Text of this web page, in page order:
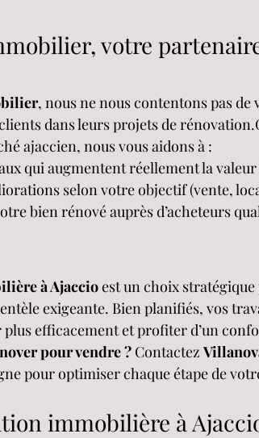
votre
, nous ne nous contentons pas de
dans leurs projets de
ajaccien, nous vous aidons à :
qui augmentent réellement la
selon votre objectif (vente,
bien rénové auprès d’acheteurs
à Ajaccio est un choix stratégique
exigeante. Bien planifiés, vos
efficacement et profiter d’un
pour vendre ? Contactez
pour optimiser chaque étape de
immobilière à